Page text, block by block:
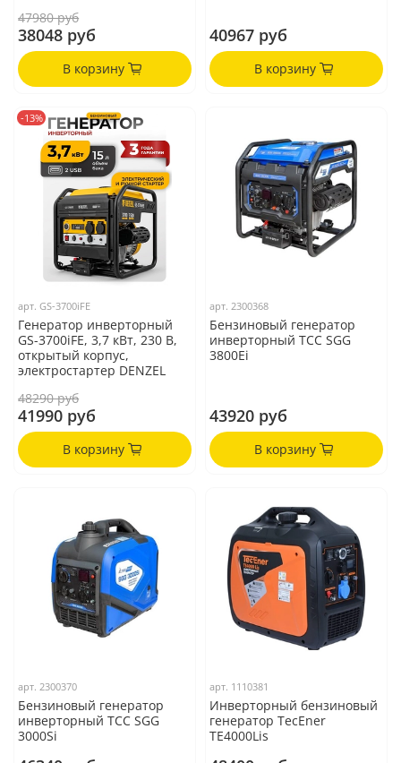
47980 руб
38048 руб
В корзину
40967 руб
В корзину
-13%
арт.GS-3700iFE
Генератор инверторный
GS-3700iFE, 3,7 кВт, 230 В,
открытый корпус,
электростартер DENZEL
48290 руб
41990 руб
В корзину
арт. 2300368
Бензиновый генератор
инверторный ТСС SGG
3800Ei
43920 руб
В корзину
арт. 2300370
Бензиновый генератор
инверторный ТСС SGG
3000Si
арт. 1110381
Инверторный бензиновый
генератор TecEner
TE4000Lis